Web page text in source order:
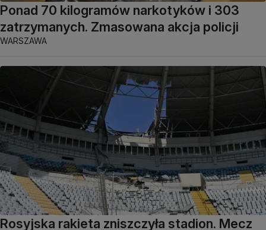
Ponad 70 kilogramów narkotyków i 303
zatrzymanych. Zmasowana akcja policji
WARSZAWA
Rosyjska rakieta zniszczyła stadion. Mecz